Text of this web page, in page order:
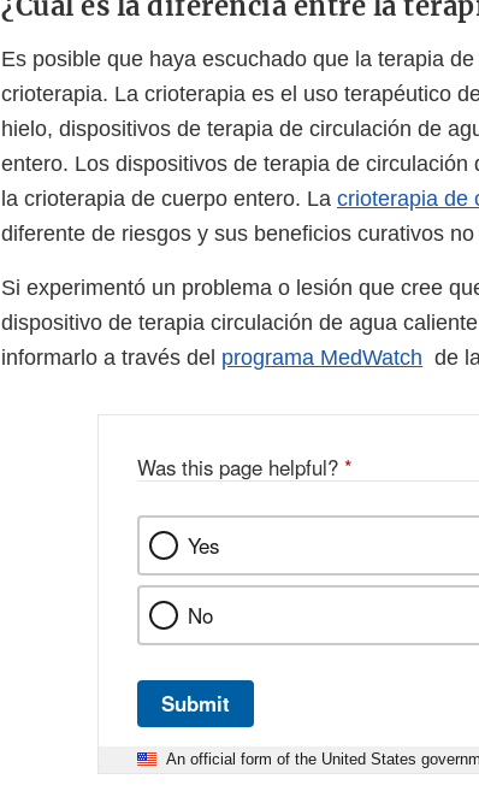
Es posible que haya escuchado que la terapia
crioterapia. La crioterapia es el uso terapéutico
hielo, dispositivos de terapia de circulación de
entero. Los dispositivos de terapia de
la crioterapia de cuerpo entero. La crioterapia de
diferente de riesgos y sus beneficios curativos
Si experimentó un problema o lesión que cree
dispositivo de terapia circulación de agua
informarlo a través del programa MedWatch de
Was this page helpful? *
Yes
No
Submit
An official form of the United States